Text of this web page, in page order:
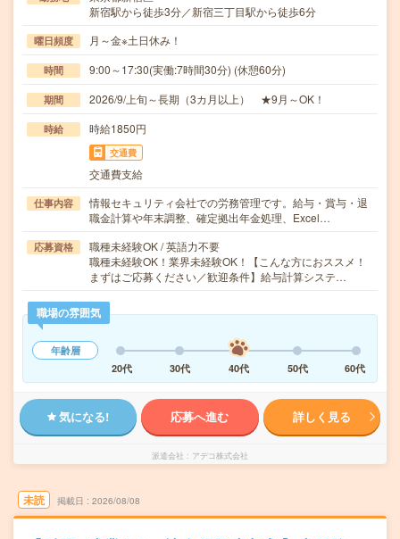
新宿駅から徒歩3分／新宿三丁目駅から徒歩6分
曜日頻度 月～金※土日休み！
時間 9:00～17:30(実働:7時間30分) (休憩60分)
期間 2026/9/上旬～長期（3カ月以上） ★9月～OK！
時給 時給1850円
交通費
交通費支給
仕事内容
情報セキュリティ会社での労務管理です。給与・賞与・退
職金計算や年末調整、確定拠出年金処理、Excel…
応募資格
職種未経験OK / 英語力不要
職種未経験OK！業界未経験OK！【こんな方におススメ！
まずはご応募ください／歓迎条件】給与計算システ…
職場の雰囲気
年齢層
20代
30代 40代 50代 60代
気になる! 応募へ進む 詳しく見る
派遣会社 アデコ株式会社
未読 掲載日 2026/08/08